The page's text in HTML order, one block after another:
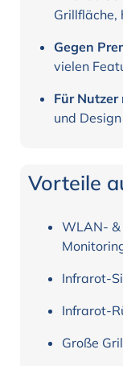
Grillfläche,
Gegen
vielen
Für Nutzer
und
Vorteile
WLAN-
Infrarot-
Infrarot-
Große